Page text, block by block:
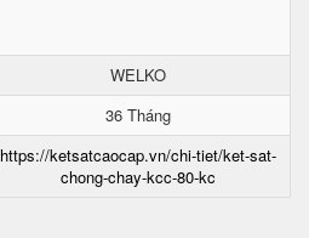
WELKO
36 Tháng
https://ketsatcaocap.vn/chi-tiet/ket-sat-
chong-chay-kcc-80-kc